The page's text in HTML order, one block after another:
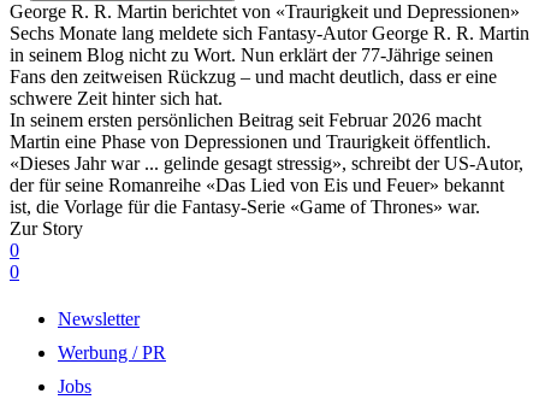
George R. R. Martin berichtet von «Traurigkeit und Depressionen»
Sechs Monate lang meldete sich Fantasy-Autor George R. R. Martin
in seinem Blog nicht zu Wort. Nun erklärt der 77-Jährige seinen
Fans den zeitweisen Rückzug – und macht deutlich, dass er eine
schwere Zeit hinter sich hat.
In seinem ersten persönlichen Beitrag seit Februar 2026 macht
Martin eine Phase von Depressionen und Traurigkeit öffentlich.
«Dieses Jahr war ... gelinde gesagt stressig», schreibt der US-Autor,
der für seine Romanreihe «Das Lied von Eis und Feuer» bekannt
ist, die Vorlage für die Fantasy-Serie «Game of Thrones» war.
Zur Story
0
0
Newsletter
Werbung / PR
Jobs